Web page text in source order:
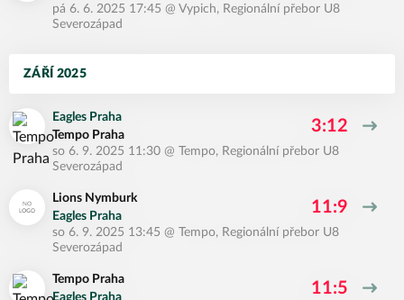
pá 6. 6. 2025 17:45 @ Vypich, Regionální přebor U8
Severozápad
ZÁŘÍ 2025
Eagles Praha
Tempo Praha
3:12
so 6. 9. 2025 11:30 @ Tempo, Regionální přebor U8
Severozápad
Lions Nymburk
Eagles Praha
11:9
so 6. 9. 2025 13:45 @ Tempo, Regionální přebor U8
Severozápad
Tempo Praha
Eagles Praha
11:5